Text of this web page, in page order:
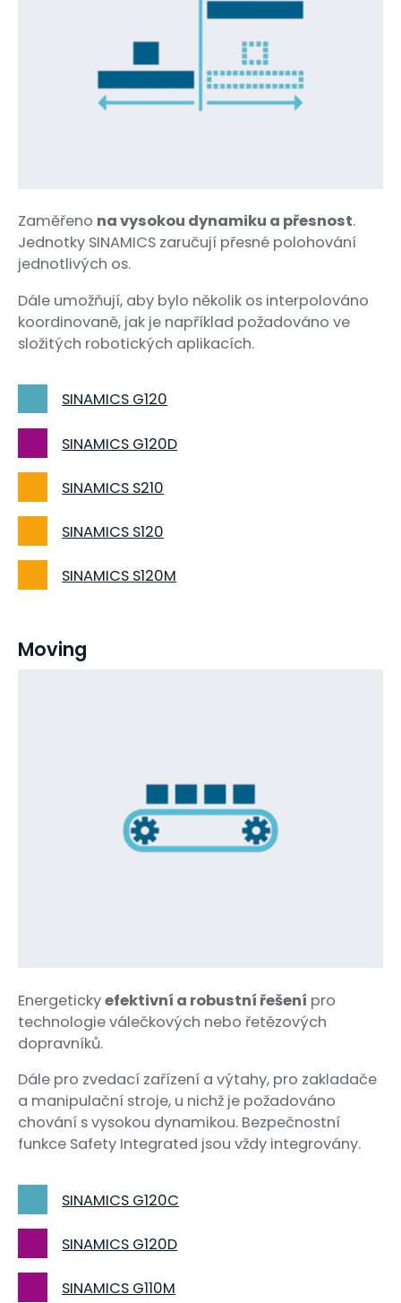
Zaměřeno na vysokou dynamiku a přesnost.
Jednotky SINAMICS zaručují přesné polohování
jednotlivých os.
Dále umožňují, aby bylo několik os interpolováno
koordinovaně, jak je například požadováno ve
složitých robotických aplikacích.
SINAMICS G120
SINAMICS G120D
SINAMICS S210
SINAMICS S120
SINAMICS S120M
Moving
Energetickyefektivní a robustní řešení pro
technologie válečkových nebo řetězových
dopravníků.
Dále pro zvedací zařízení a výtahy, pro zakladače
a manipulační stroje, u nichž je požadováno
chování s vysokou dynamikou. Bezpečnostní
funkce Safety Integrated jsou vždy integrovány.
SINAMICS G120C
SINAMICS G120D
SINAMICS G110M